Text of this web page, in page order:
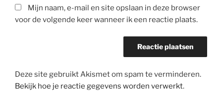
Mijn naam, e-mail en site opslaan in deze browser
voor de volgende keer wanneer ik een reactie plaats.
Deze site gebruikt Akismet om spam te verminderen.
Bekijk hoe je reactie gegevens worden verwerkt.